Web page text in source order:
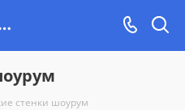
реальные фотоочеты
стенки шоурум